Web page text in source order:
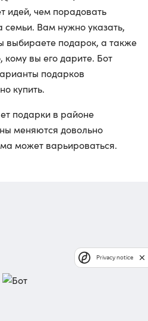
идей, чем порадовать
семьи. Вам нужно указать,
выбираете подарок, а также
кому вы его дарите. Бот
подарков
купить.
подарки в районе
меняются довольно
может варьироваться.
Privacy notice